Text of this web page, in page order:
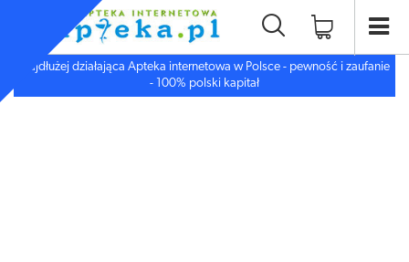
Najdłużej działająca Apteka internetowa w Polsce - pewność i zaufanie
- 100% polski kapitał